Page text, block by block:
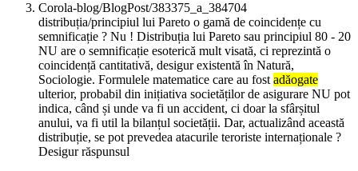
Corola-blog/BlogPost/383375_a_384704
distribuția/principiul lui Pareto o gamă de coincidențe cu
semnificație ? Nu ! Distribuția lui Pareto sau principiul 80 - 20
NU are o semnificație esoterică mult visată, ci reprezintă o
coincidență cantitativă, desigur existentă în Natură,
Sociologie. Formulele matematice care au fostadăogate
ulterior, probabil din inițiativa societăților de asigurare NU pot
indica, când și unde va fi un accident, ci doar la sfârșitul
anului, va fi util la bilanțul societății. Dar, actualizând această
distribuție, se pot prevedea atacurile teroriste internaționale ?
Desigur răspunsul